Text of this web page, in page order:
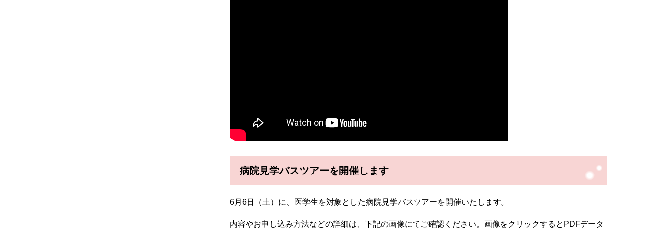
病院見学バスツアーを開催します
6月6日（土）に、医学生を対象とした病院見学バスツアーを開催いたします。
内容やお申し込み方法などの詳細は、下記の画像にてご確認ください。画像をクリックするとPDFデータ